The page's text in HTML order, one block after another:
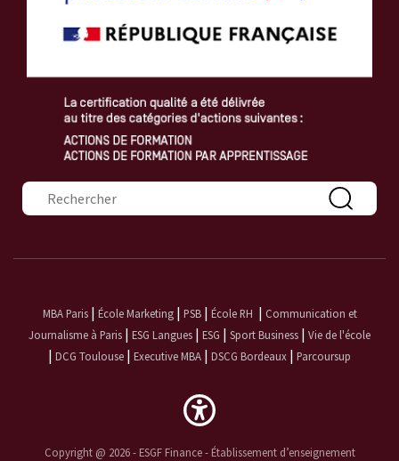
Formulaire de recherche
MBA Paris| École Marketing| PSB| École RH | Communication et
Journalisme à Paris | ESG Langues | ESG | Sport Business | Vie de l'école
| DCG Toulouse | Executive MBA | DSCG Bordeaux | Parcoursup
Copyright @ 2026 - ESGF Finance - Établissement d’enseignement